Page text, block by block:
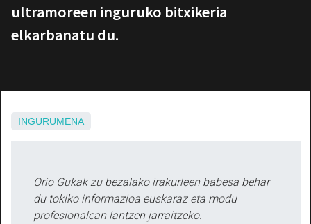
ultramoreen inguruko bitxikeria
elkarbanatu du.
INGURUMENA
Orio Gukak zu bezalako irakurleen babesa behar
du tokiko informazioa euskaraz eta modu
profesionalean lantzen jarraitzeko.